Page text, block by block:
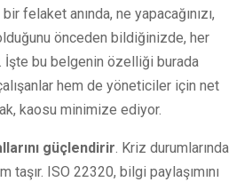
felaket anında, ne yapacağınızı,
önceden bildiğinizde, her
İşte bu belgenin özelliği burada
hem de yöneticiler için net
kaosu minimize ediyor.
güçlendirir. Kriz durumlarında
taşır. ISO 22320, bilgi paylaşımını